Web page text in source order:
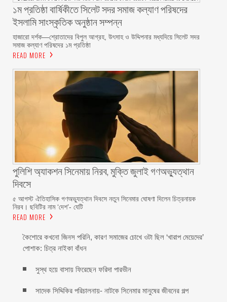
১ম প্রতিষ্ঠা বার্ষিকীতে সিলেট সদর সমাজ কল্যাণ পরিষদের
ইসলামি সাংস্কৃতিক অনুষ্ঠান সম্পন্ন
‎হাজারো দর্শক—শ্রোতাদের বিপুল আগ্রহ, উৎসাহ ও উদ্দিপনার মধ্যদিয়ে সিলেট সদর
সমাজ কল্যাণ পরিষদের ১ম প্রতিষ্ঠা
READ MORE
পুলিশি অ্যাকশন সিনেমায় নিরব, মুক্তি জুলাই গণঅভ্যুত্থান
দিবসে
৫ আগস্ট ঐতিহাসিক গণঅভ্যুত্থান দিবসে নতুন সিনেমার ঘোষণা দিলেন চিত্রনায়ক
নিরব। ছবিটির নাম ‘দেশ’- যেটি
READ MORE
কৈশোরে কখনো জিনস পরিনি, কারণ সমাজের চোখে ওটা ছিল ‘খারাপ মেয়েদের’
পোশাক: চিত্র নাইকা বাঁধন
সুস্থ হয়ে বাসায় ফিরেছেন ফরিদা পারভীন
সাদেক সিদ্দিকির পরিচালনায়- নাটকে সিনেমার মানুষের জীবনের গল্প